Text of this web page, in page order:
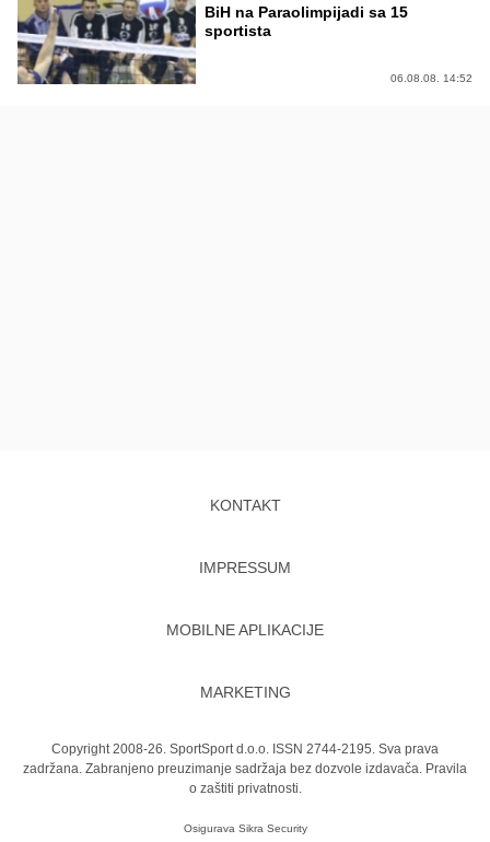
BiH na Paraolimpijadi sa 15
sportista
06.08.08. 14:52
KONTAKT
IMPRESSUM
MOBILNE APLIKACIJE
MARKETING
Copyright 2008-26. SportSport d.o.o. ISSN 2744-2195. Sva prava
zadržana. Zabranjeno preuzimanje sadržaja bez dozvole izdavača. Pravila
o zaštiti privatnosti.
Osigurava Sikra Security